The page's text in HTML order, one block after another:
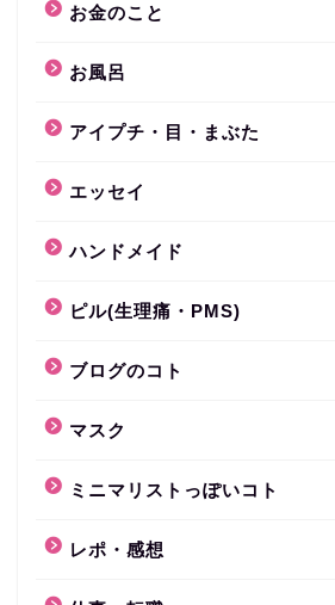
お金のこと
お風呂
アイプチ・目・まぶた
エッセイ
ハンドメイド
ピル(生理痛・PMS)
ブログのコト
マスク
ミニマリストっぽいコト
レポ・感想